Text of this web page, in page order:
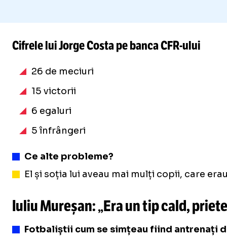
Cifrele lui Jorge Costa pe banca CFR-ului
26 de meciuri
15 victorii
6 egaluri
5 înfrângeri
Ce alte probleme?
El și soția lui aveau mai mulți copii, care
Iuliu Mureșan: „Era un tip cald,
Fotbaliștii cum se simțeau fiind antrenați